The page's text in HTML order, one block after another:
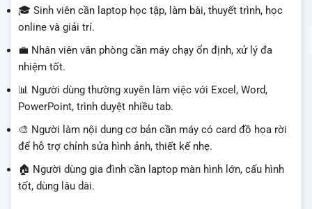
🎓 Sinh viên cần laptop học tập, làm bài, thuyết trình, học
online và giải trí.
💼 Nhân viên văn phòng cần máy chạy ổn định, xử lý đa
nhiệm tốt.
📊 Người dùng thường xuyên làm việc với Excel, Word,
PowerPoint, trình duyệt nhiều tab.
🎨 Người làm nội dung cơ bản cần máy có card đồ họa rời
để hỗ trợ chỉnh sửa hình ảnh, thiết kế nhẹ.
🏠 Người dùng gia đình cần laptop màn hình lớn, cấu hình
tốt, dùng lâu dài.